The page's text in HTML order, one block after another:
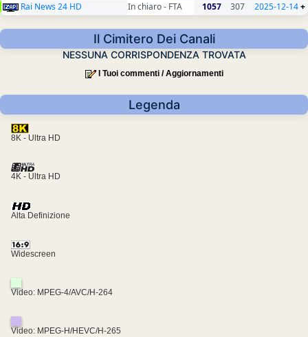
Rai News 24 HD In chiaro - FTA 1057 307 2025-12-14+
Il Cimitero Dei Canali
NESSUNA CORRISPONDENZA TROVATA
I Tuoi commenti / Aggiornamenti
Legenda
8K - Ultra HD
4K - Ultra HD
Alta Definizione
Widescreen
Video: MPEG-4/AVC/H-264
Video: MPEG-H/HEVC/H-265